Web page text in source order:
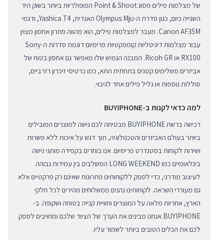
של מצלמות פילים מסוג Point & Shoot הפופולריות ביותר בשוק היד
השנייה כיום, כגון סדרת ה-Olympus Mju האגדית, Yashica T4, ודגמי
Canon AF35M. מעבר למצלמות פילים, הוא מהווה פתרון אחסון מצוין
עבור מצלמות דיגיטליות קומפקטיות פרימיום דוגמת סדרות ה-Sony
RX100 או Ricoh GR. המבנה הגמיש שלו מאפשר גם אחסון בטוח של
אביזרים משלימים קטנים בתחתית התא, כמו כרטיסי זיכרון רזרביים,
סוללות נוספות או גליל פילים אחד לגיבוי.
למה כדאי לקנות ב-BUYIPHONE
רכישה ברשת BUYIPHONE מבטיחה לכם גישה למוצרים המובילים
ביותר בעולם האביזרים והטכנולוגיה, תוך דגש על איכות ללא פשרות
ושירות לקוחות בסטנדרט פרימיום. אנו בוחרים בקפידה מותגי נישה
בינלאומיים כמו LONG WEEKEND המשלבים בין עמידות גבוהה
לעיצוב מודרני, כדי לספק ללקוחותינו פתרונות שאינם רק פרקטיים אלא
גם מעוררי השראה. לקוחותינו נהנים ממשלוחים מהירים לכל חלקי
הארץ, אחריות מלאה על המוצרים וחוויית קנייה בטוחה ושקופה. ב-
BUYIPHONE אנחנו מבינים את הערך של הציוד שלכם ומחויבים לספק
לכם את הכלים הטובים ביותר לשמור עליו.